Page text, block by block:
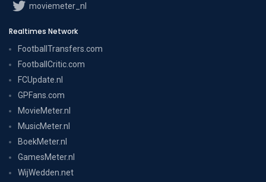
moviemeter_nl
Realtimes Network
FootballTransfers.com
FootballCritic.com
FCUpdate.nl
GPFans.com
MovieMeter.nl
MusicMeter.nl
BoekMeter.nl
GamesMeter.nl
WijWedden.net